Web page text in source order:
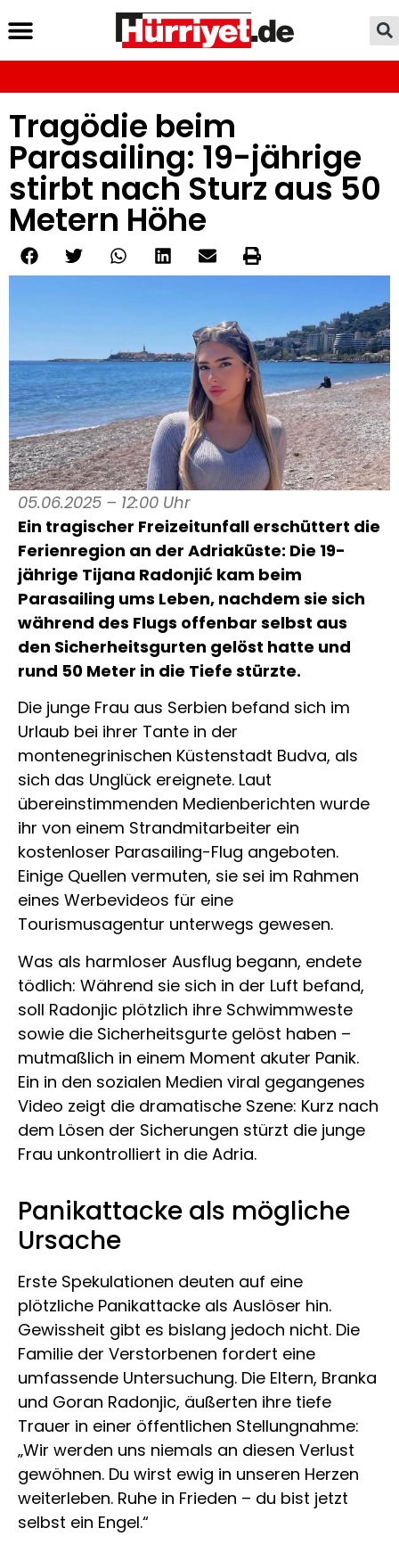
Tragödie beim
Parasailing: 19-jährige
stirbt nach Sturz aus 50
Metern Höhe
05.06.2025 – 12:00 Uhr
Ein tragischer Freizeitunfall erschüttert die
Ferienregion an der Adriaküste: Die 19-
jährige Tijana Radonjić kam beim
Parasailing ums Leben, nachdem sie sich
während des Flugs offenbar selbst aus
den Sicherheitsgurten gelöst hatte und
rund 50 Meter in die Tiefe stürzte.
Die junge Frau aus Serbien befand sich im
Urlaub bei ihrer Tante in der
montenegrinischen Küstenstadt Budva, als
sich das Unglück ereignete. Laut
übereinstimmenden Medienberichten wurde
ihr von einem Strandmitarbeiter ein
kostenloser Parasailing-Flug angeboten.
Einige Quellen vermuten, sie sei im Rahmen
eines Werbevideos für eine
Tourismusagentur unterwegs gewesen.
Was als harmloser Ausflug begann, endete
tödlich: Während sie sich in der Luft befand,
soll Radonjic plötzlich ihre Schwimmweste
sowie die Sicherheitsgurte gelöst haben –
mutmaßlich in einem Moment akuter Panik.
Ein in den sozialen Medien viral gegangenes
Video zeigt die dramatische Szene: Kurz nach
dem Lösen der Sicherungen stürzt die junge
Frau unkontrolliert in die Adria.
Panikattacke als mögliche
Ursache
Erste Spekulationen deuten auf eine
plötzliche Panikattacke als Auslöser hin.
Gewissheit gibt es bislang jedoch nicht. Die
Familie der Verstorbenen fordert eine
umfassende Untersuchung. Die Eltern, Branka
und Goran Radonjic, äußerten ihre tiefe
Trauer in einer öffentlichen Stellungnahme:
„Wir werden uns niemals an diesen Verlust
gewöhnen. Du wirst ewig in unseren Herzen
weiterleben. Ruhe in Frieden – du bist jetzt
selbst ein Engel.“